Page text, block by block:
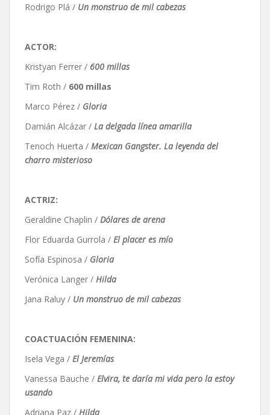
Rodrigo Plá / Un monstruo de mil cabezas
ACTOR:
Kristyan Ferrer / 600 millas
Tim Roth / 600 millas
Marco Pérez / Gloria
Damián Alcázar / La delgada línea amarilla
Tenoch Huerta / Mexican Gangster. La leyenda del
charro misterioso
ACTRIZ:
Geraldine Chaplin / Dólares de arena
Flor Eduarda Gurrola / El placer es mío
Sofía Espinosa / Gloria
Verónica Langer / Hilda
Jana Raluy / Un monstruo de mil cabezas
COACTUACIÓN FEMENINA:
Isela Vega / El Jeremías
Vanessa Bauche / Elvira, te daría mi vida pero la estoy
usando
Adriana Paz / Hilda